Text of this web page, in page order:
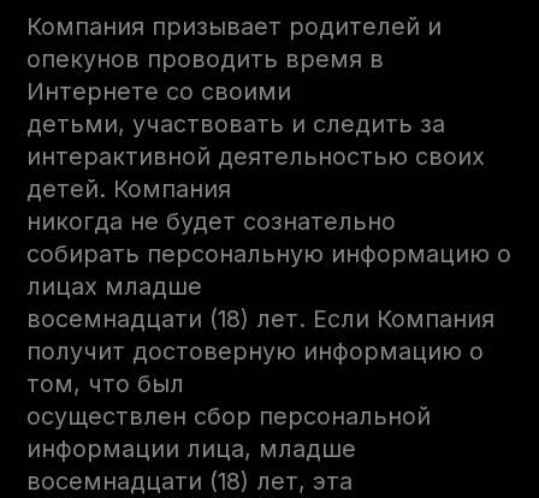
Компания призывает родителей и
опекунов проводить время в
Интернете со своими
детьми, участвовать и следить за
интерактивной деятельностью своих
детей. Компания
никогда не будет сознательно
собирать персональную информацию о
лицах младше
восемнадцати (18) лет. Если Компания
получит достоверную информацию о
том, что был
осуществлен сбор персональной
информации лица, младше
восемнадцати (18) лет, эта